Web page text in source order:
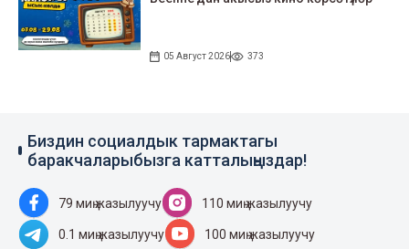
05 Август 2026 373
Биздин социалдык тармактагы
баракчаларыбызга катталыңыздар!
79 миң жазылуучу 110 миң жазылуучу
0.1 миң жазылуучу 100 миң жазылуучу